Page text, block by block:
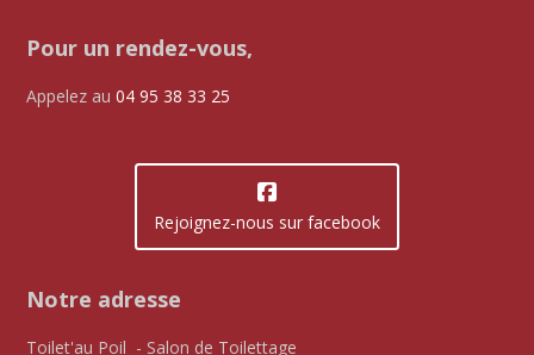
Pour un rendez-vous,
Appelez au04 95 38 33 25
Rejoignez-nous sur facebook
Notre adresse
Toilet'au Poil - Salon de Toilettage